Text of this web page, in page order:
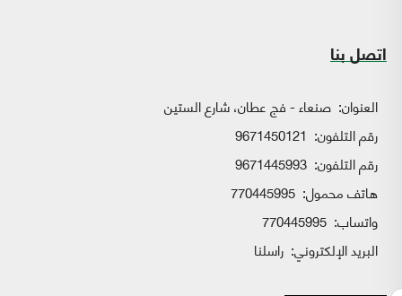
اتصل بنا
العنوان: صنعاء - فج عطان، شارع الستين
رقم التلفون: 9671450121
رقم التلفون: 9671445993
هاتف محمول: 770445995
واتساب:
البريد الإلكتروني: راسلنا